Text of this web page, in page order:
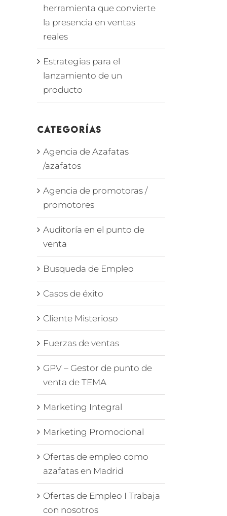
herramienta que convierte
la presencia en ventas
reales
Estrategias para el
lanzamiento de un
producto
Categorías
Agencia de Azafatas
/azafatos
Agencia de promotoras /
promotores
Auditoría en el punto de
venta
Busqueda de Empleo
Casos de éxito
Cliente Misterioso
Fuerzas de ventas
GPV – Gestor de punto de
venta de TEMA
Marketing Integral
Marketing Promocional
Ofertas de empleo como
azafatas en Madrid
Ofertas de Empleo I Trabaja
con nosotros